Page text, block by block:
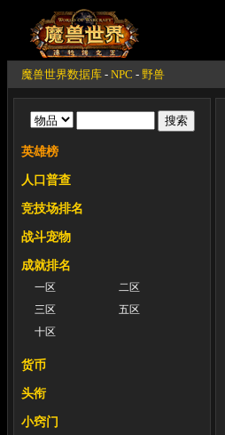
魔兽世界数据库 - NPC - 野兽
英雄榜
人口普查
竞技场排名
战斗宠物
成就排名
一区
二区
三区
五区
十区
货币
头衔
小窍门